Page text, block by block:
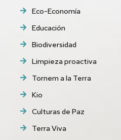
Eco-Economía
Educación
Biodiversidad
Limpieza proactiva
Tornem a la Terra
Kio
Culturas de Paz
Terra Viva